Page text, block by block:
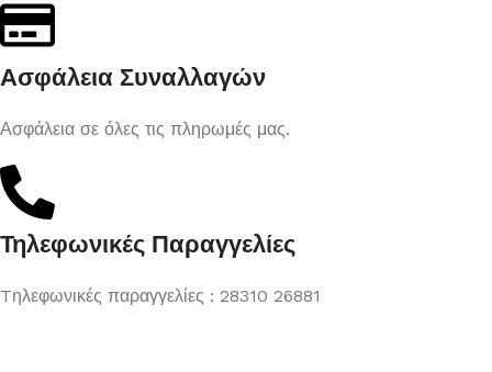
Ασφάλεια Συναλλαγών
Ασφάλεια σε όλες τις πληρωμές μας.
Τηλεφωνικές Παραγγελίες
Tηλεφωνικές παραγγελίες : 28310 26881